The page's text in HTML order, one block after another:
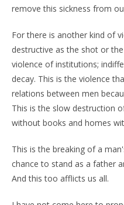
remove this sickness from
For there is another kind of
destructive as the shot or
violence of institutions;
decay. This is the violence
relations between men
This is the slow destruction
without books and homes
This is the breaking of a
chance to stand as a father
And this too afflicts us all.